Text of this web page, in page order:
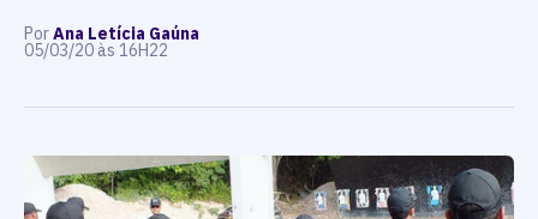
PorAna Letícia Gaúna
05/03/20 às 16H22